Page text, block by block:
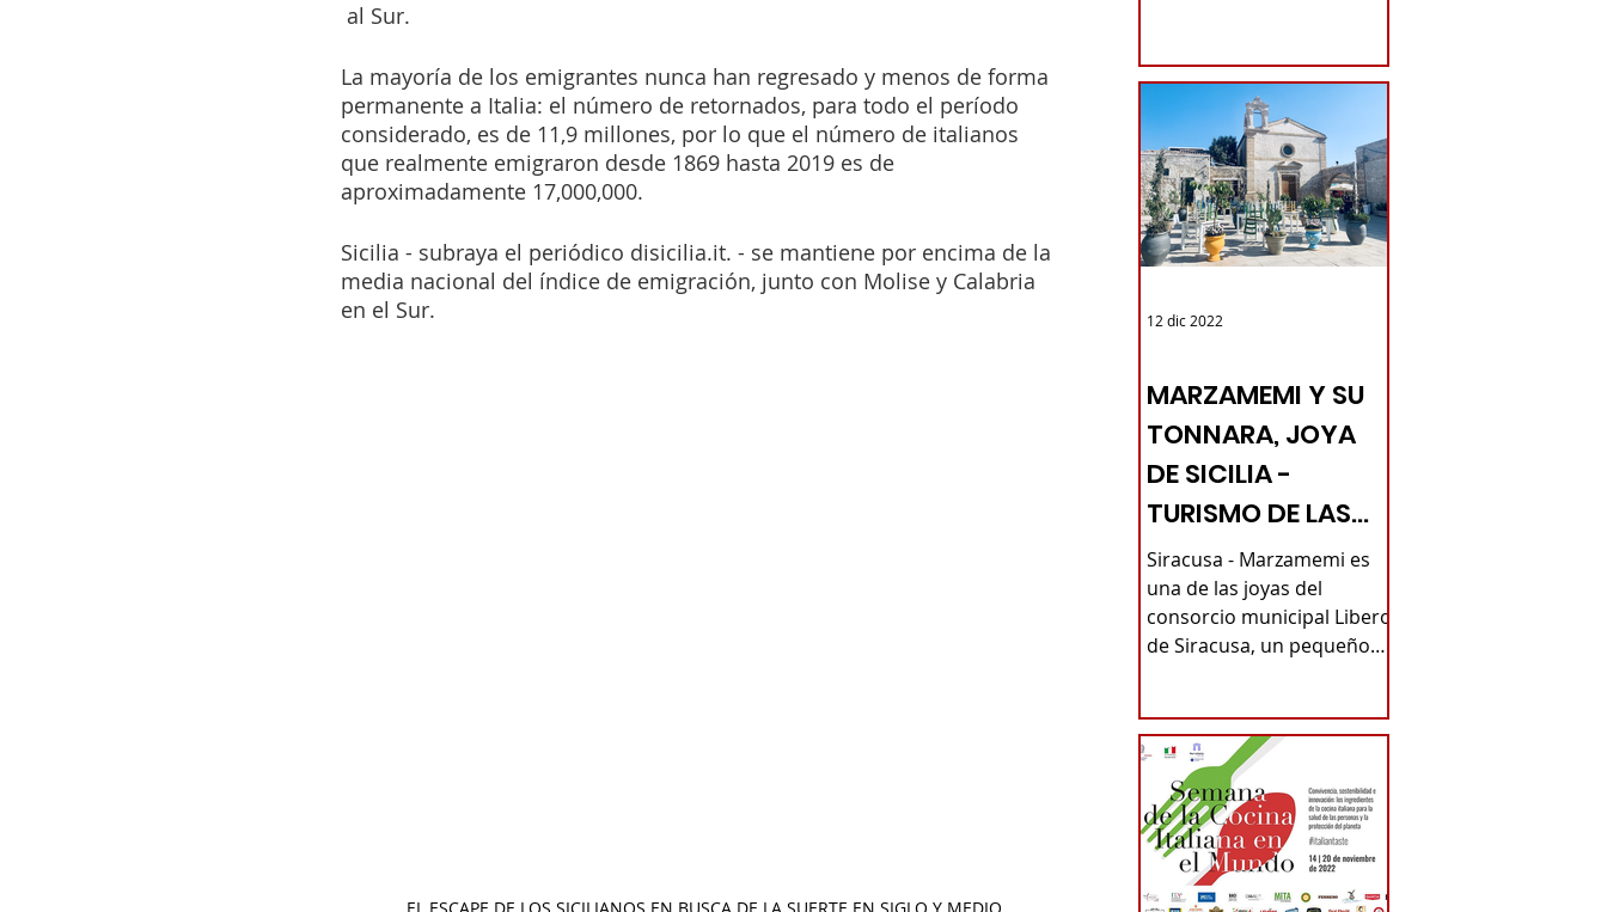
al Sur.
La mayoría de los emigrantes nunca han regresado y menos de forma
permanente a Italia: el número de retornados, para todo el período
considerado, es de 11,9 millones, por lo que el número de italianos
que realmente emigraron desde 1869 hasta 2019 es de
aproximadamente 17,000,000.
Sicilia - subraya el periódico disicilia.it. - se mantiene por encima de la
media nacional del índice de emigración, junto con Molise y Calabria
en el Sur.
MARZAMEMI Y SU
TONNARA, JOYA
DE SICILIA -
TURISMO DE LAS
RAÍCES
Siracusa - Marzamemi es
una de las joyas del
consorcio municipal Libero
de Siracusa, un pequeño
12 dic 2022